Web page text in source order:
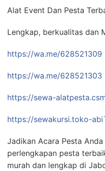
Alat Event Dan Pesta
Lengkap, berkualitas dan
https://wa.me/628521309
https://wa.me/628521303
https://sewa-
https://sewakursi.toko-abi
Jadikan Acara Pesta
perlengkapan pesta
murah dan lengkap di